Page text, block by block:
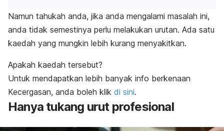
Namun tahukah anda, jika anda mengalami masalah ini,
anda tidak semestinya perlu melakukan urutan. Ada satu
kaedah yang mungkin lebih kurang menyakitkan.
Apakah kaedah tersebut?
Untuk mendapatkan lebih banyak info berkenaan
Kecergasan, anda boleh klik di sini.
Hanya tukang urut profesional